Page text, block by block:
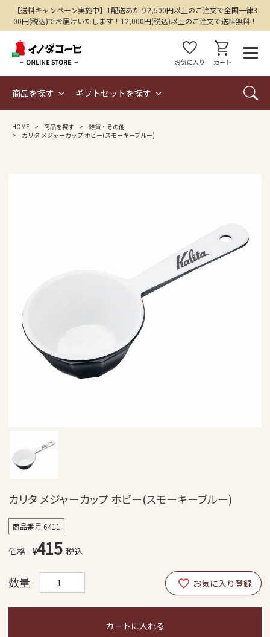
【送料キャンペーン実施中】1配送あたり2,500円以上のご注文で全国一律3
00円(税込)でお届けいたします！12,000円(税込)以上のご注文で送料無料！
favorite
お気に入り
shopping_cart
カート
商品を探す ギフトセットを探す
HOME 商品を探す
雑貨・その他
カリタ メジャーカップ ホビー(スモーキーブルー)
カリタ メジャーカップ ホビー(スモーキーブルー)
商品番号6411
¥415 税込
カートに入れる